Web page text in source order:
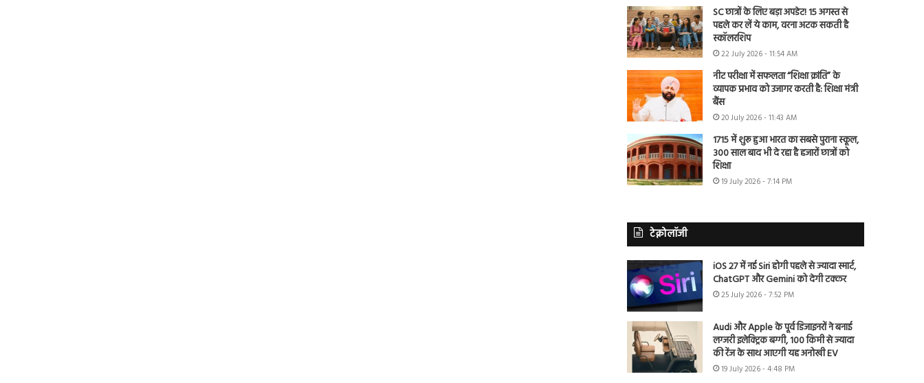
SC छात्रों के लिए बड़ा अपडेट! 15 अगस्त से
पहले कर लें ये काम, वरना अटक सकती है
स्कॉलरशिप
22 July 2026 - 11:54 AM
नीट परीक्षा में सफलता “शिक्षा क्रांति” के
व्यापक प्रभाव को उजागर करती है: शिक्षा मंत्री
बैंस
20 July 2026 - 11:43 AM
1715 में शुरू हुआ भारत का सबसे पुराना स्कूल,
300 साल बाद भी दे रहा है हजारों छात्रों को
शिक्षा
19 July 2026 - 7:14 PM
टेक्नोलॉजी
iOS 27 में नई Siri होगी पहले से ज्यादा स्मार्ट,
ChatGPT और Gemini को देगी टक्कर
25 July 2026 - 7:52 PM
Audi और Apple के पूर्व डिजाइनरों ने बनाई
लग्जरी इलेक्ट्रिक बग्गी, 100 किमी से ज्यादा
की रेंज के साथ आएगी यह अनोखी EV
19 July 2026 - 4:48 PM